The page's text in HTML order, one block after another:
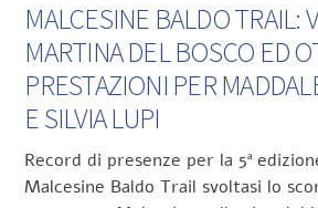
MALCESINE BALDO TRAIL:
MARTINA DEL BOSCO ED
PRESTAZIONI PER
E SILVIA LUPI
Record di presenze per la 5ª
Malcesine Baldo Trail svoltasi lo